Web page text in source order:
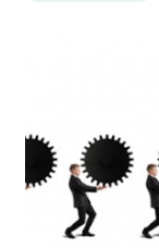
Webサイ
ネット市場調